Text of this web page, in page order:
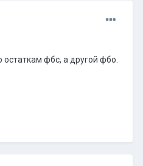
фбс, а другой фбо.